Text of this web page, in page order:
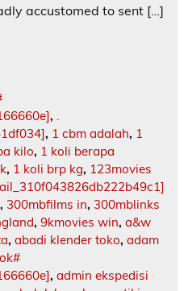
accustomed to sent […]
, .
, 1 cbm adalah, 1
kilo, 1 koli berapa
, 1 koli brp kg, 123movies
, 300mbfilms in, 300mblinks
, 9kmovies win, a&w
, abadi klender toko, adam
, admin ekspedisi